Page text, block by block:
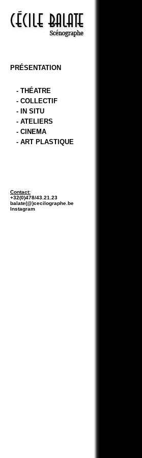
PRÉSENTATION
- THÉATRE
- COLLECTIF
- IN SITU
- ATELIERS
- CINEMA
- ART PLASTIQUE
Contact:
+32(0)478/43.21.23
balate(@)cecilographe.be
Instagram